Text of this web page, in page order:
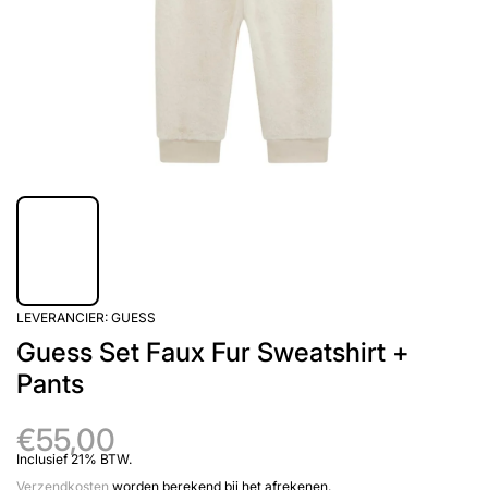
LEVERANCIER: GUESS
Guess Set Faux Fur Sweatshirt +
Pants
€55,00
Inclusief 21% BTW.
Verzendkosten worden berekend bij het afrekenen.